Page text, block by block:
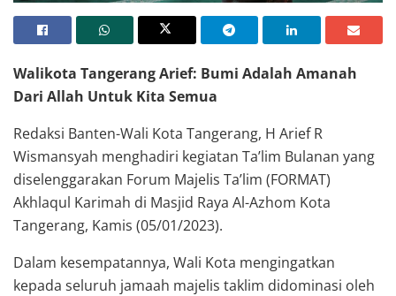
Walikota Tangerang Arief: Bumi Adalah Amanah
Dari Allah Untuk Kita Semua
Redaksi Banten-Wali Kota Tangerang, H Arief R
Wismansyah menghadiri kegiatan Ta’lim Bulanan yang
diselenggarakan Forum Majelis Ta’lim (FORMAT)
Akhlaqul Karimah di Masjid Raya Al-Azhom Kota
Tangerang, Kamis (05/01/2023).
Dalam kesempatannya, Wali Kota mengingatkan
kepada seluruh jamaah majelis taklim didominasi oleh